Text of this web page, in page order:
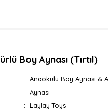
Boy Aynası (Tırtıl)
Anaokulu Boy Aynası &
Aynası
Laylay Toys